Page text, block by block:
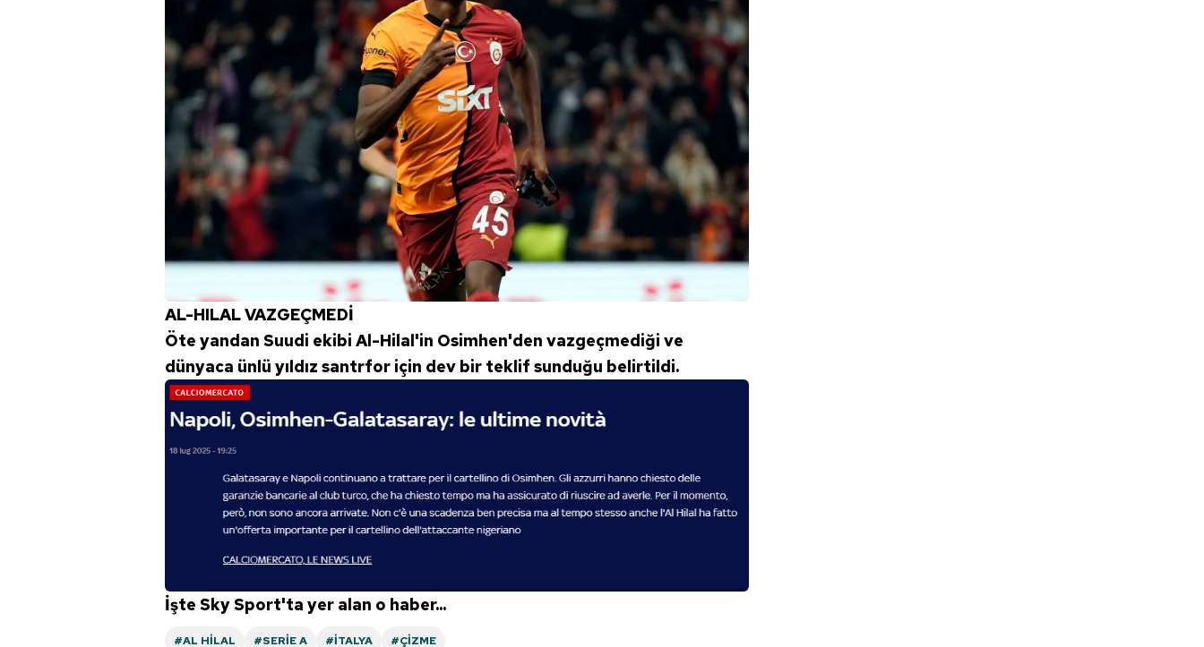
AL-HILAL VAZGEÇMEDİ
Öte yandan Suudi ekibi Al-Hilal'in Osimhen'den vazgeçmediği ve
dünyaca ünlü yıldız santrfor için dev bir teklif sunduğu belirtildi.
İşte Sky Sport'ta yer alan o haber...
#AL HILAL #SERIE A #İTALYA #ÇIZME